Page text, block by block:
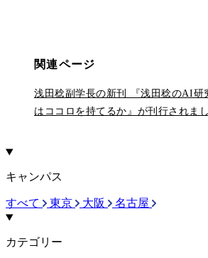
関連ページ
浅田稔副学長の新刊 『浅田稔のAI
はココロを持てるか』が刊行されま
キャンパス
すべて 東京 大阪 名古屋
カテゴリー